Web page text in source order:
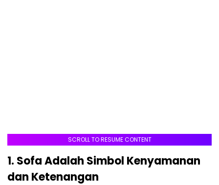
SCROLL TO RESUME CONTENT
1. Sofa Adalah Simbol Kenyamanan
dan Ketenangan